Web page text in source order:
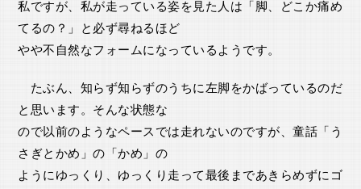
私ですが、私が走っている姿を見た人は「脚、どこか痛め
てるの？」と必ず尋ねるほど
やや不自然なフォームになっているようです。
たぶん、知らず知らずのうちに左脚をかばっているのだ
と思います。そんな状態な
ので以前のようなペースでは走れないのですが、童話「う
さぎとかめ」の「かめ」の
ようにゆっくり、ゆっくり走って最後まであきらめずにゴ